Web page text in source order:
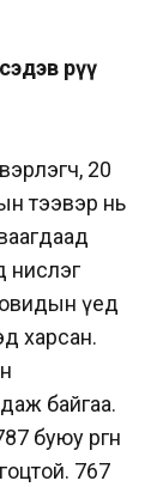
рүү
20
тээвэр нь
нислэг
үед
харсан.
байгаа.
буюу өргөн
767